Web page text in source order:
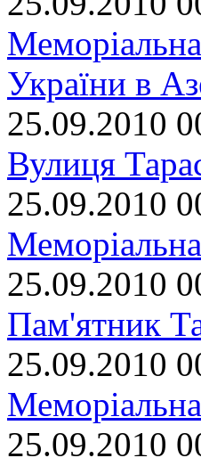
України в
25.09.2010
Вулиця
25.09.2010
25.09.2010
Пам'ятник
25.09.2010
25.09.2010